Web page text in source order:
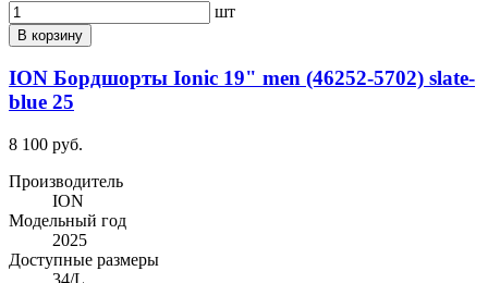
шт
В корзину
ION Бордшорты Ionic 19" men (46252-5702) slate-
blue 25
8 100 руб.
Производитель
ION
Модельный год
2025
Доступные размеры
34/L